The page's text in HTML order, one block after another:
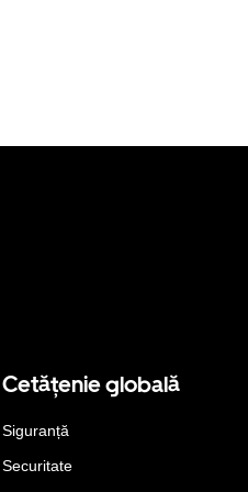
Cetățenie globală
Siguranță
Securitate